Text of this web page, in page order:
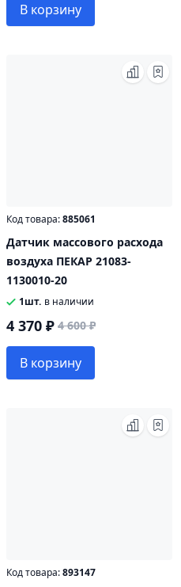
В корзину
Код товара:885061
Датчик массового расхода
воздуха ПЕКАР 21083-
1130010-20
1шт. в наличии
4 370 ₽ 4 600 ₽
В корзину
Код товара:893147